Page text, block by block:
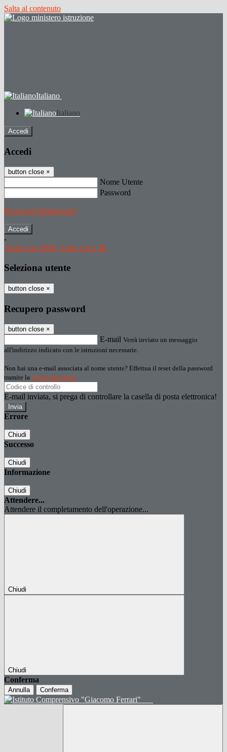
Salta al contenuto
Italiano
Italiano
Accedi
Accedi
button close ×
Nome Utente
Password
Password dimenticata?
-
Entra con SPID Entra con CIE
Seleziona utente
button close ×
Recupero password
button close ×
E-mail Verrà inviato un messaggio
all'indirizzo indicato con le istruzioni necessarie.
Non hai una e-mail associata al nome utente? Effettua il reset della password
tramite la Login Spaggiari
E-mail inviata, si prega di controllare la casella di posta elettronica!
Errore
Chiudi
Successo
Chiudi
Informazione
Chiudi
Attendere...
Attendere il completamento dell'operazione...
Chiudi
Chiudi
Conferma
Annulla Conferma